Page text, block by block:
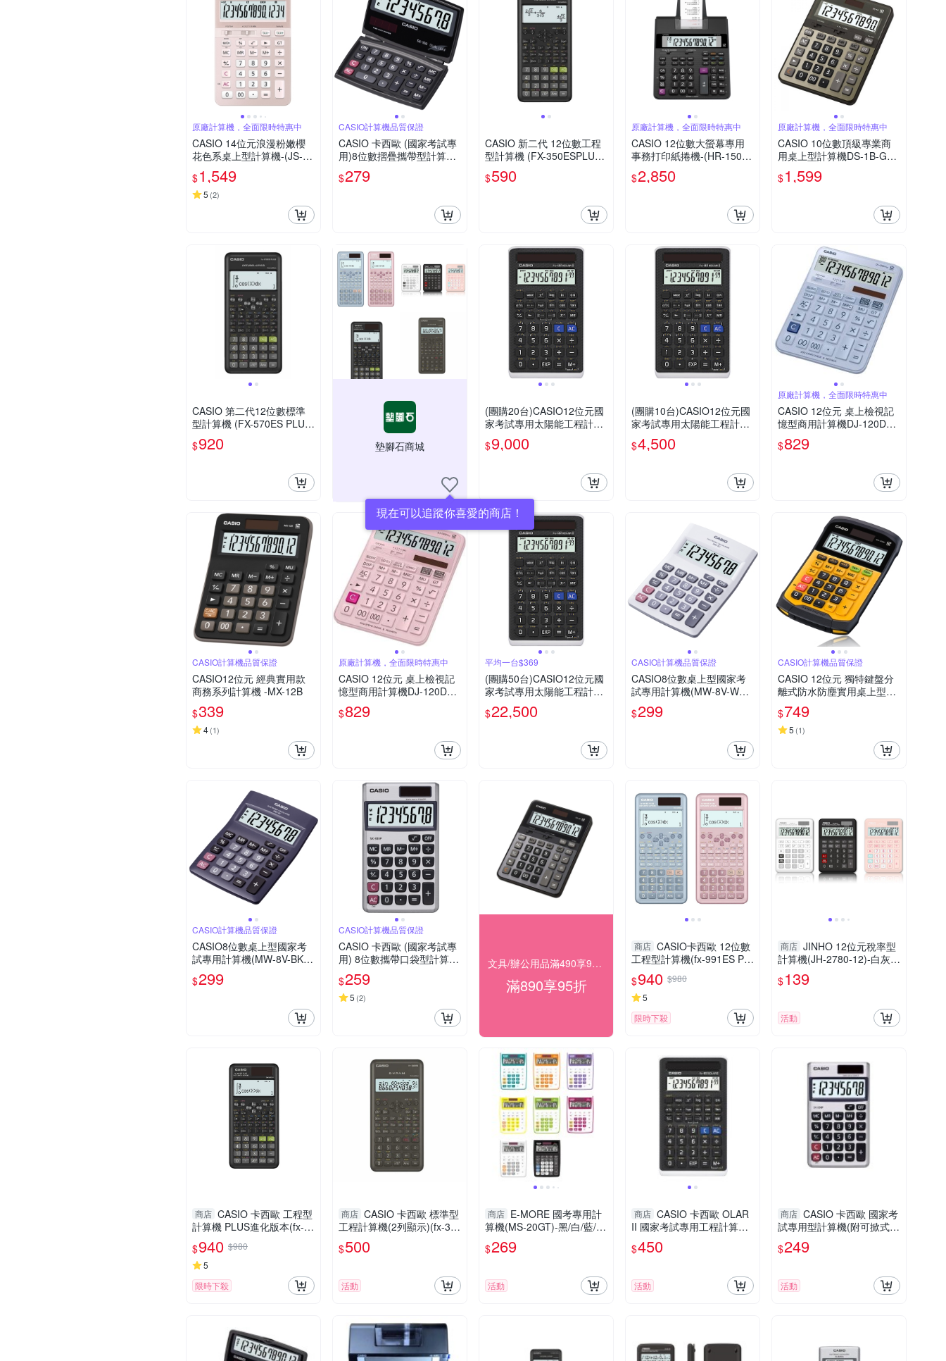
原廠計算機，全面限時特惠中
CASIO 14位元浪漫粉嫩櫻
花色系桌上型計算機-(JS-40
B-PK)
$1,549
5 (2)
CASIO計算機品質保證
CASIO 卡西歐 (國家考試專
用)8位數摺疊攜帶型計算機
SX-100
$279
CASIO 新二代 12位數工程
型計算機 (FX-350ESPLUS-
2)
$590
原廠計算機，全面限時特惠中
CASIO 12位數大螢幕專用
事務打印紙捲機-(HR-150R
C)
$2,850
原廠計算機，全面限時特惠中
CASIO 10位數頂級專業商
用桌上型計算機DS-1B-GD-
黑/古銅金色
$1,599
CASIO 第二代12位數標準
型計算機 (FX-570ES PLUS-
2)
$920 墊腳石商城
現在可以追蹤你喜愛的商店！
(團購20台)CASIO12位元國
家考試專用太陽能工程計算
機-FX-82SOLARII
$9,000
(團購10台)CASIO12位元國
家考試專用太陽能工程計算
機-FX-82SOLARII
$4,500
原廠計算機，全面限時特惠中
CASIO 12位元 桌上檢視記
憶型商用計算機DJ-120DPL
US-LB(藍色)
$829
CASIO計算機品質保證
CASIO12位元 經典實用款
商務系列計算機 -MX-12B
$339
4(1)
原廠計算機，全面限時特惠中
CASIO 12位元 桌上檢視記
憶型商用計算機DJ-120DPL
US-PK(粉色)
$829
平均一台$369
(團購50台)CASIO12位元國
家考試專用太陽能工程計算
機-FX-82SOLARII
$22,500
CASIO計算機品質保證
CASIO8位數桌上型國家考
試專用計算機(MW-8V-WE)
白
$299
CASIO計算機品質保證
CASIO 12位元 獨特鍵盤分
離式防水防塵實用桌上型計
算機WM-320MT-大黃蜂潮
流配
$749
5 (1)
CASIO計算機品質保證
CASIO8位數桌上型國家考
試專用計算機(MW-8V-BK)
黑
$299
CASIO計算機品質保證
CASIO 卡西歐 (國家考試專
用) 8位數攜帶口袋型計算機
SX-300P
$259
5 (2)
文具/辦公用品滿490享98折，滿890享95折
滿890享95折
商店 CASIO卡西歐 12位數
工程型計算機(fx-991ES PL
US-2)-藍/藕粉
$940 $980
5
限時下殺
商店 JINHO 12位元稅率型
計算機(JH-2780-12)-白灰/
黑/粉
$139
活動
商店 CASIO 卡西歐 工程型
計算機 PLUS進化版本(fx-9
91ES)
$940 $980
5
限時下殺
商店 CASIO 卡西歐 標準型
工程計算機(2列顯示)(fx-35
0MS-2)(隨機附硬式外蓋)
$500
活動
商店 E-MORE 國考專用計
算機(MS-20GT)-黑/白/藍/
紅/綠/橘/黃/紫
$269
活動
商店 CASIO 卡西歐 OLAR
II 國家考試專用工程計算機
(FX-82S)
$450
活動
商店 CASIO 卡西歐 國家考
試專用型計算機(附可掀式保
護殼)(SX-300P-N)
$249
活動